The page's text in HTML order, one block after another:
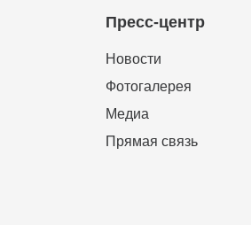
Пресс-центр
Новости
Фотогалерея
Медиа
Прямая связь